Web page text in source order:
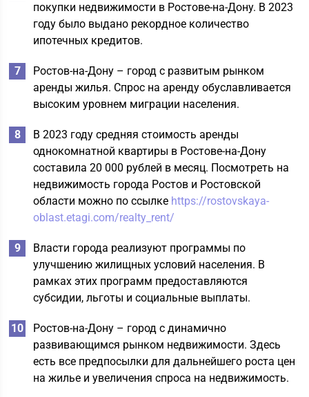
покупки недвижимости в Ростове-на-Дону. В 2023
году было выдано рекордное количество
ипотечных кредитов.
Ростов-на-Дону – город с развитым рынком
аренды жилья. Спрос на аренду обуславливается
высоким уровнем миграции населения.
В 2023 году средняя стоимость аренды
однокомнатной квартиры в Ростове-на-Дону
составила 20 000 рублей в месяц. Посмотреть на
недвижимость города Ростов и Ростовской
области можно по ссылке https://rostovskaya-
oblast.etagi.com/realty_rent/
Власти города реализуют программы по
улучшению жилищных условий населения. В
рамках этих программ предоставляются
субсидии, льготы и социальные выплаты.
Ростов-на-Дону – город с динамично
развивающимся рынком недвижимости. Здесь
есть все предпосылки для дальнейшего роста цен
на жилье и увеличения спроса на недвижимость.